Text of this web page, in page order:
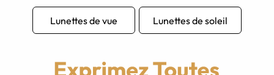
Lunettes de vue Lunettes de soleil